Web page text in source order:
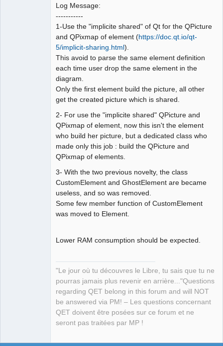
Log Message:
-----------
1-Use the "implicite shared" of Qt for the QPicture
and QPixmap of element (https://doc.qt.io/qt-
5/implicit-sharing.html).
This avoid to parse the same element definition
each time user drop the same element in the
diagram.
Only the first element build the picture, all other
get the created picture which is shared.
2- For use the "implicite shared" QPicture and
QPixmap of element, now this isn't the element
who build her picture, but a dedicated class who
made only this job : build the QPicture and
QPixmap of elements.
3- With the two previous novelty, the class
CustomElement and GhostElement are became
useless, and so was removed.
Some few member function of CustomElement
was moved to Element.
Lower RAM consumption should be expected.
"Le jour où tu découvres le Libre, tu sais que tu ne
pourras jamais plus revenir en arrière..."Questions
regarding QET belong in this forum and will NOT
be answered via PM! – Les questions concernant
QET doivent être posées sur ce forum et ne
seront pas traitées par MP !